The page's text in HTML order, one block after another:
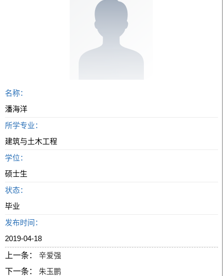
名称：
潘海洋
所学专业：
建筑与土木工程
学位：
硕士生
状态：
毕业
发布时间：
2019-04-18
上一条：
辛爱强
下一条：
朱玉鹏